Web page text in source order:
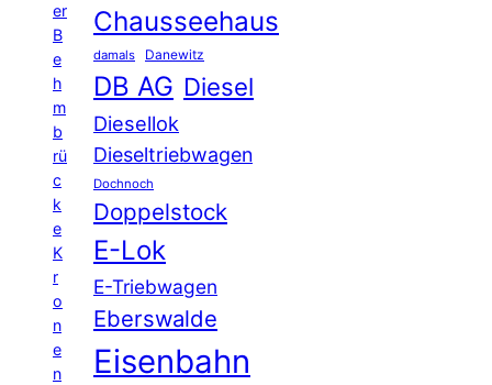
er
B
e
h
m
b
rü
c
k
e
K
r
o
n
e
n
Chausseehaus
damals Danewitz
DB AG Diesel
Diesellok
Dieseltriebwagen
Dochnoch
Doppelstock
E-Lok
E-Triebwagen
Eberswalde
Eisenbahn